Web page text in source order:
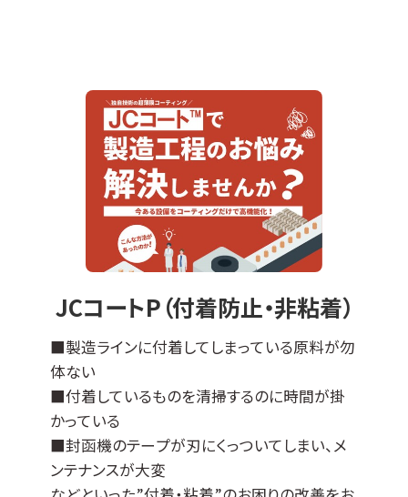
『JCコートP』は撥水撥油性・非粘着性・防汚性
の機能があります。
※ DLCとは、ダイヤモンドライクカーボンの略
＊適応基材＊
ステンレスなどの導電性基材全般に対応可能
ですが、不向きなものもございます（亜鉛、銅な
も可能です。
その他の母材につきましては、ご相談ください
ませ。
JCコートP（付着防止・非粘着）
■製造ラインに付着してしまっている原料が勿
体ない
■付着しているものを清掃するのに時間が掛
かっている
■封函機のテープが刃にくっついてしまい、メ
ンテナンスが大変